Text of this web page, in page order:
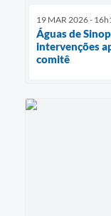
19 MAR 2026 -
Águas de
intervenções
comitê